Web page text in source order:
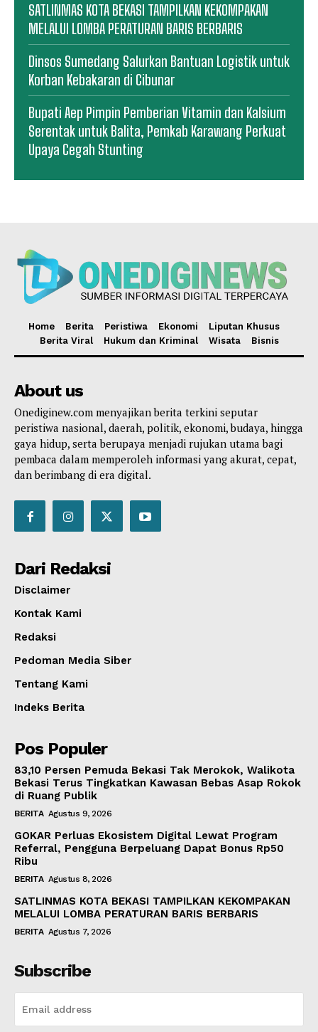
SATLINMAS KOTA BEKASI TAMPILKAN KEKOMPAKAN
MELALUI LOMBA PERATURAN BARIS BERBARIS
Dinsos Sumedang Salurkan Bantuan Logistik untuk
Korban Kebakaran di Cibunar
Bupati Aep Pimpin Pemberian Vitamin dan Kalsium
Serentak untuk Balita, Pemkab Karawang Perkuat
Upaya Cegah Stunting
Home Berita Peristiwa Ekonomi
Liputan Khusus
Berita Viral
Hukum dan Kriminal Wisata Bisnis
About us
Onediginew.com menyajikan berita terkini seputar
peristiwa nasional, daerah, politik, ekonomi, budaya, hingga
gaya hidup, serta berupaya menjadi rujukan utama bagi
pembaca dalam memperoleh informasi yang akurat, cepat,
dan berimbang di era digital.
Dari Redaksi
Disclaimer
Kontak Kami
Redaksi
Pedoman Media Siber
Tentang Kami
Indeks Berita
Pos Populer
83,10 Persen Pemuda Bekasi Tak Merokok, Walikota
Bekasi Terus Tingkatkan Kawasan Bebas Asap Rokok
di Ruang Publik
BERITA Agustus 9, 2026
GOKAR Perluas Ekosistem Digital Lewat Program
Referral, Pengguna Berpeluang Dapat Bonus Rp50
Ribu
BERITA Agustus 8, 2026
SATLINMAS KOTA BEKASI TAMPILKAN KEKOMPAKAN
MELALUI LOMBA PERATURAN BARIS BERBARIS
BERITA Agustus 7, 2026
Subscribe